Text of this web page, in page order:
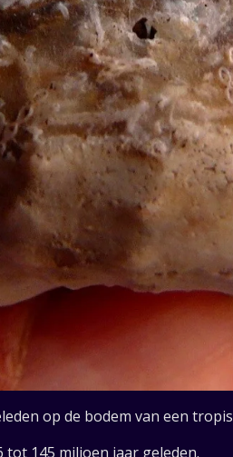
op de bodem van een
145 miljoen jaar geleden.